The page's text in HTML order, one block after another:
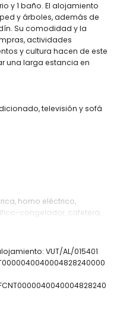
y 1 baño. El alojamiento
y árboles, además de
Su comodidad y la
actividades
y cultura hacen de este
una larga estancia en
televisión y sofá
horno eléctrico,
congelador, cafetera,
cama doble, televisión
ducha, inodoro y
VUT/AL/015401